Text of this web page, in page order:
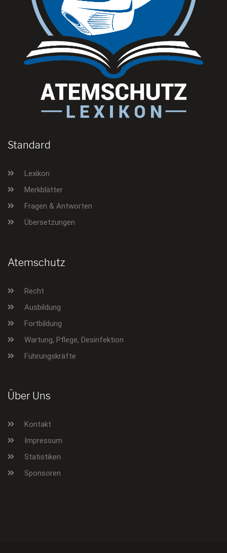
Standard
Lexikon
Merkblätter
Fragen & Antworten
Übersetzungen
Atemschutz
Recht
Ausbildung
Fortbildung
Wartung, Pflege, Desinfektion
Führungskräfte
Über Uns
Kontakt
Impressum
Statistiken
Sponsoren